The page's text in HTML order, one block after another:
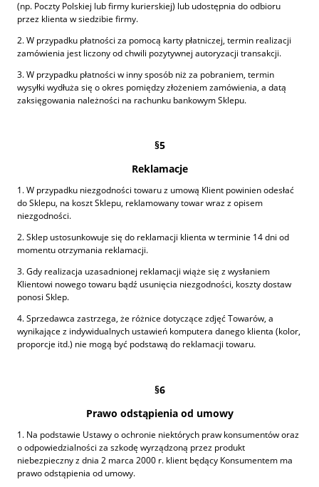
(np. Poczty Polskiej lub firmy kurierskiej) lub udostępnia do odbioru
przez klienta w siedzibie firmy.
2. W przypadku płatności za pomocą karty płatniczej, termin realizacji
zamówienia jest liczony od chwili pozytywnej autoryzacji transakcji.
3. W przypadku płatności w inny sposób niż za pobraniem, termin
wysyłki wydłuża się o okres pomiędzy złożeniem zamówienia, a datą
zaksięgowania należności na rachunku bankowym Sklepu.
§5
Reklamacje
1. W przypadku niezgodności towaru z umową Klient powinien odesłać
do Sklepu, na koszt Sklepu, reklamowany towar wraz z opisem
niezgodności.
2. Sklep ustosunkowuje się do reklamacji klienta w terminie 14 dni od
momentu otrzymania reklamacji.
3. Gdy realizacja uzasadnionej reklamacji wiąże się z wysłaniem
Klientowi nowego towaru bądź usunięcia niezgodności, koszty dostaw
ponosi Sklep.
4. Sprzedawca zastrzega, że różnice dotyczące zdjęć Towarów, a
wynikające z indywidualnych ustawień komputera danego klienta (kolor,
proporcje itd.) nie mogą być podstawą do reklamacji towaru.
§6
Prawo odstąpienia od umowy
1. Na podstawie Ustawy o ochronie niektórych praw konsumentów oraz
o odpowiedzialności za szkodę wyrządzoną przez produkt
niebezpieczny z dnia 2 marca 2000 r. klient będący Konsumentem ma
prawo odstąpienia od umowy.